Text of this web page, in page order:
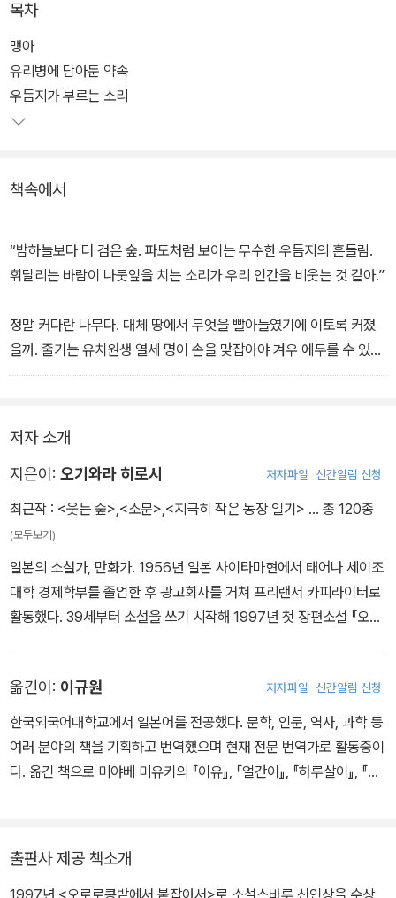
일본 관동지방의 한적한 시골마을 언덕에 우뚝하니 하늘을 가리고 선
천 년 수령의 녹나무. 소설의 주인공은 바로 이 장구한 세월을 인간과
함께 살아온 나무다. 소설은 부모와 함께 산에서 굶어 죽은 다섯 살 아
이가 빨다 떨어뜨린 녹나무 열매에서 싹을 틔운, 그 태생부터가 비극
적이었던 나무의 맹아에서부터 시작된다.
인간들을 지켜보며 천 년을 살다 마지막 단편 '낙지'에서 마을 사람들
다. 천 년의 시간을 횡단하는 총 8편의 연작으로, 각 편은 과거와 현대
의 이야기가 교차 진행되는 방식으로 구성되었다.
목차
맹아
유리병에 담아둔 약속
우듬지가 부르는 소리
책속에서
“밤하늘보다 더 검은 숲. 파도처럼 보이는 무수한 우듬지의 흔들림.
휘달리는 바람이 나뭇잎을 치는 소리가 우리 인간을 비웃는 것 같아.”
정말 커다란 나무다. 대체 땅에서 무엇을 빨아들였기에 이토록 커졌
을까. 줄기는 유치원생 열세 명이 손을 맞잡아야 겨우 에두를 수 있을
만큼 굵다. 높이는 삼십 미터 가까이 될 것이다. 굵은 줄기는 도중에
구멍 가운데 하나에는 신의 사자 노릇을 하는 흰 뱀이 살고 있다고 했
다. 유치원 선생님한테 그런 말을 들은 뒤로 원아들은 이 나무에 가까
을 무성하게 거느리고 있으니 식물이란 참 신기하다.
푸르른 지구. 푸르른 마을. 꽃피는 계절. 꽃과 초록이 있는 생활. 인간
같은 생물이지만 나무가 인간보다 더 격이 높은 것은 아닐까. 저들 일
족은 인류가 탄생하기 훨씬 전부터 이 지상에 군림해왔다. 인간보다
훨씬 장수하며 본체를 잃어도 재생이 가능한 생명력을 가졌다. 그에
누가 이런 세상으로 만들었는가.
저자 소개
지은이: 오기와라 히로시 저자파일 신간알림 신청
최근작 : <웃는 숲>,<소문>,<지극히 작은 농장 일기> … 총 120종
(모두보기)
일본의 소설가, 만화가. 1956년 일본 사이타마현에서 태어나 세이조
대학 경제학부를 졸업한 후 광고회사를 거쳐 프리랜서 카피라이터로
활동했다. 39세부터 소설을 쓰기 시작해 1997년 첫 장편소설 『오로
그린 『내일의 기억』이 야마모토슈고로상을 수상하고, 서점대상 2위
를 차지하며 영화로도 만들어져 문학성과 대중성을 모두 인정받는 작
가로 이름을 알렸다. 2014년에는 『이천칠백의 여름과 겨울』로 제5
회 야마다후타로상, 2016년 『바다가 보이는 이발소』로 제155회 나
돌아오기까지 일주일간 있었던 일을 추적하는 휴먼 드라마로, 출간
직후 현지 독자들에게 ‘순식간에 빨려 들어갔다’ ‘끝까지 손을 놓을 수
옮긴이: 이규원 저자파일 신간알림 신청
한국외국어대학교에서 일본어를 전공했다. 문학, 인문, 역사, 과학 등
여러 분야의 책을 기획하고 번역했으며 현재 전문 번역가로 활동중이
다. 옮긴 책으로 미야베 미유키의 『이유』, 『얼간이』, 『하루살이』, 『미
탄생』, 『현란한 유리』, 우부카타 도우의 『천지명찰』, 구마가이 다쓰야
출판사 제공 책소개